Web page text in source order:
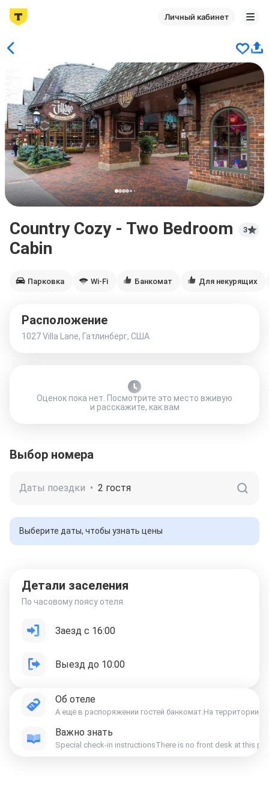
Личный кабинет
Country Cozy - Two Bedroom
Cabin
3
Парковка Wi-Fi Банкомат Для некурящих
Расположение
1027 Villa Lane, Гатлинберг, США
Оценок пока нет. Посмотрите это место вживую
и расскажите, как вам
Выбор номера
Даты поездки • 2 гостя
Выберите даты, чтобы узнать цены
Детали заселения
По часовому поясу отеля
Заезд с 16:00
Выезд до 10:00
Об отеле
А ещё в распоряжении гостей банкомат.На территории
Важно знать
Special check-in instructionsThere is no front desk at this